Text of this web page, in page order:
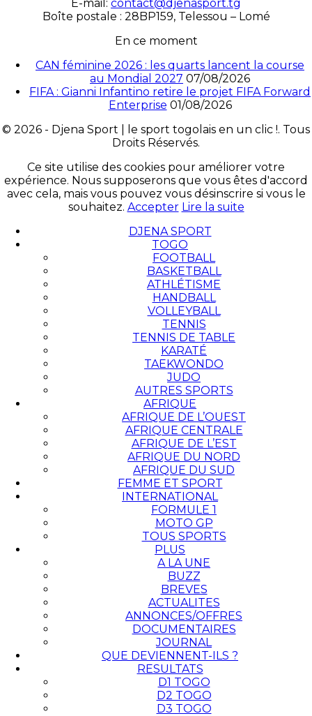
É-mail: contact@djenasport.tg
Boîte postale : 28BP159, Telessou – Lomé
En ce moment
CAN féminine 2026 : les quarts lancent la course
au Mondial 2027 07/08/2026
FIFA : Gianni Infantino retire le projet FIFA Forward
Enterprise 01/08/2026
© 2026 - Djena Sport | le sport togolais en un clic !. Tous
Droits Réservés.
Ce site utilise des cookies pour améliorer votre
expérience. Nous supposerons que vous êtes d'accord
avec cela, mais vous pouvez vous désinscrire si vous le
souhaitez. Accepter Lire la suite
DJENA SPORT
TOGO
FOOTBALL
BASKETBALL
ATHLÉTISME
HANDBALL
VOLLEYBALL
TENNIS
TENNIS DE TABLE
KARATÉ
TAEKWONDO
JUDO
AUTRES SPORTS
AFRIQUE
AFRIQUE DE L’OUEST
AFRIQUE CENTRALE
AFRIQUE DE L’EST
AFRIQUE DU NORD
AFRIQUE DU SUD
FEMME ET SPORT
INTERNATIONAL
FORMULE 1
MOTO GP
TOUS SPORTS
PLUS
A LA UNE
BUZZ
BREVES
ACTUALITES
ANNONCES/OFFRES
DOCUMENTAIRES
JOURNAL
QUE DEVIENNENT-ILS ?
RESULTATS
D1 TOGO
D2 TOGO
D3 TOGO